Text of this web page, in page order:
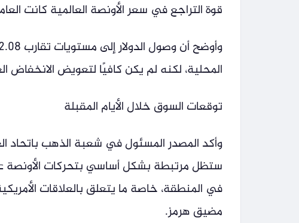
قوة التراجع في سعر الأونصة العالمية كانت
المحلية، لكنه لم يكن كافيًا لتعويض الانخفاض
توقعات السوق خلال الأيام المقبلة
وأكد المصدر المسئول في شعبة الذهب باتحاد
ستظل مرتبطة بشكل أساسي بتحركات الأونصة
في المنطقة، خاصة ما يتعلق بالعلاقات
مضيق هرمز.